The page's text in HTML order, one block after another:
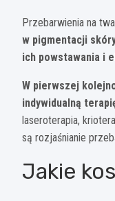
Przebarwienia na
w pigmentacji
ich powstawania i
W pierwszej
indywidualną
laseroterapia,
są rozjaśnianie
Jakie